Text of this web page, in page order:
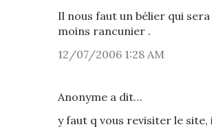
Il nous faut un bélier qui
moins rancunier .
12/07/2006 1:28 AM
Anonyme a dit…
y faut q vous revisiter le